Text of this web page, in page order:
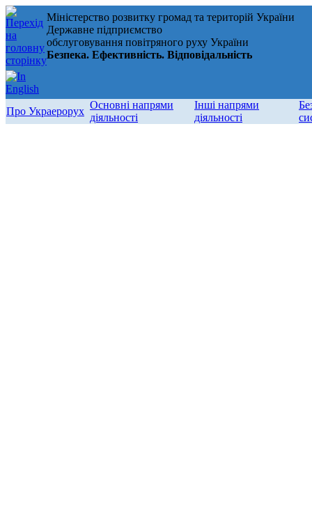
Міністерство розвитку громад та територій України
Державне підприємство
обслуговування повітряного руху України
Безпека. Ефективність. Відповідальність
Про Украерорух
Основні напрями
діяльності
Інші напрями
діяльності